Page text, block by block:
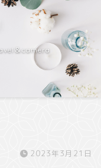
＆camera
2023年3月21日